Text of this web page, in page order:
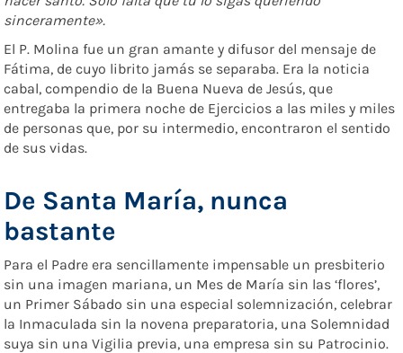
sinceramente».
El P. Molina fue un gran amante y difusor del mensaje de
Fátima, de cuyo librito jamás se separaba. Era la noticia
cabal, compendio de la Buena Nueva de Jesús, que
entregaba la primera noche de Ejercicios a las miles y miles
de personas que, por su intermedio, encontraron el sentido
de sus vidas.
De Santa María, nunca
bastante
Para el Padre era sencillamente impensable un presbiterio
sin una imagen mariana, un Mes de María sin las ‘flores’,
un Primer Sábado sin una especial solemnización, celebrar
la Inmaculada sin la novena preparatoria, una Solemnidad
suya sin una Vigilia previa, una empresa sin su Patrocinio.